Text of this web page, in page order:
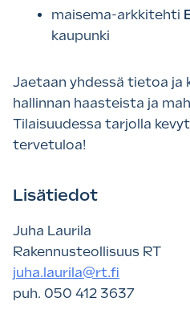
maisema-arkkitehti
kaupunki
Jaetaan yhdessä tietoa ja
hallinnan haasteista ja
Tilaisuudessa tarjolla
tervetuloa!
Lisätiedot
Juha Laurila
Rakennusteollisuus RT
juha.laurila@rt.fi
puh. 050 412 3637